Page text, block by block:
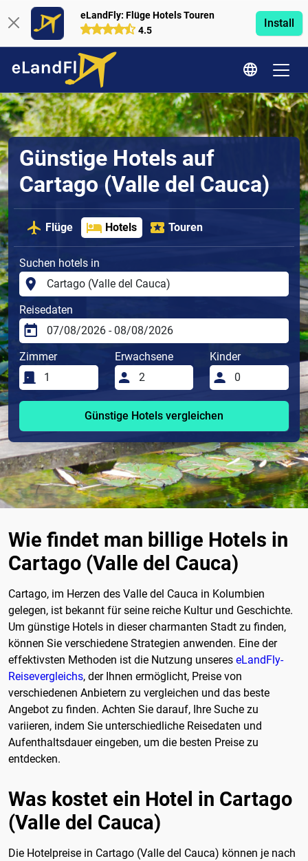
eLandFly: Flüge Hotels Touren
4.5
Install
Günstige Hotels auf
Cartago (Valle del Cauca)
Flüge Hotels Touren
Suchen hotels in
Reisedaten
Zimmer Erwachsene Kinder
Günstige Hotels vergleichen
Wie findet man billige Hotels in
Cartago (Valle del Cauca)
Cartago, im Herzen des Valle del Cauca in Kolumbien
gelegen, ist bekannt für seine reiche Kultur und Geschichte.
Um günstige Hotels in dieser charmanten Stadt zu finden,
können Sie verschiedene Strategien anwenden. Eine der
effektivsten Methoden ist die Nutzung unseres eLandFly-
Reisevergleichs, der Ihnen ermöglicht, Preise von
verschiedenen Anbietern zu vergleichen und das beste
Angebot zu finden. Achten Sie darauf, Ihre Suche zu
variieren, indem Sie unterschiedliche Reisedaten und
Aufenthaltsdauer eingeben, um die besten Preise zu
entdecken.
Was kostet ein Hotel in Cartago
(Valle del Cauca)
Die Hotelpreise in Cartago (Valle del Cauca) können je nach